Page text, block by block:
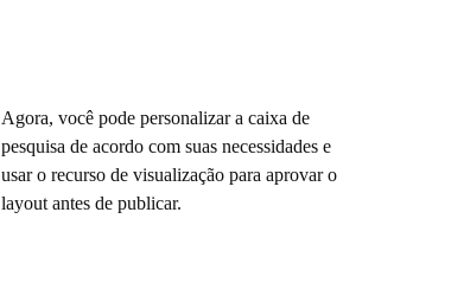
Agora, você pode personalizar a caixa de
pesquisa de acordo com suas necessidades e
usar o recurso de visualização para aprovar o
layout antes de publicar.